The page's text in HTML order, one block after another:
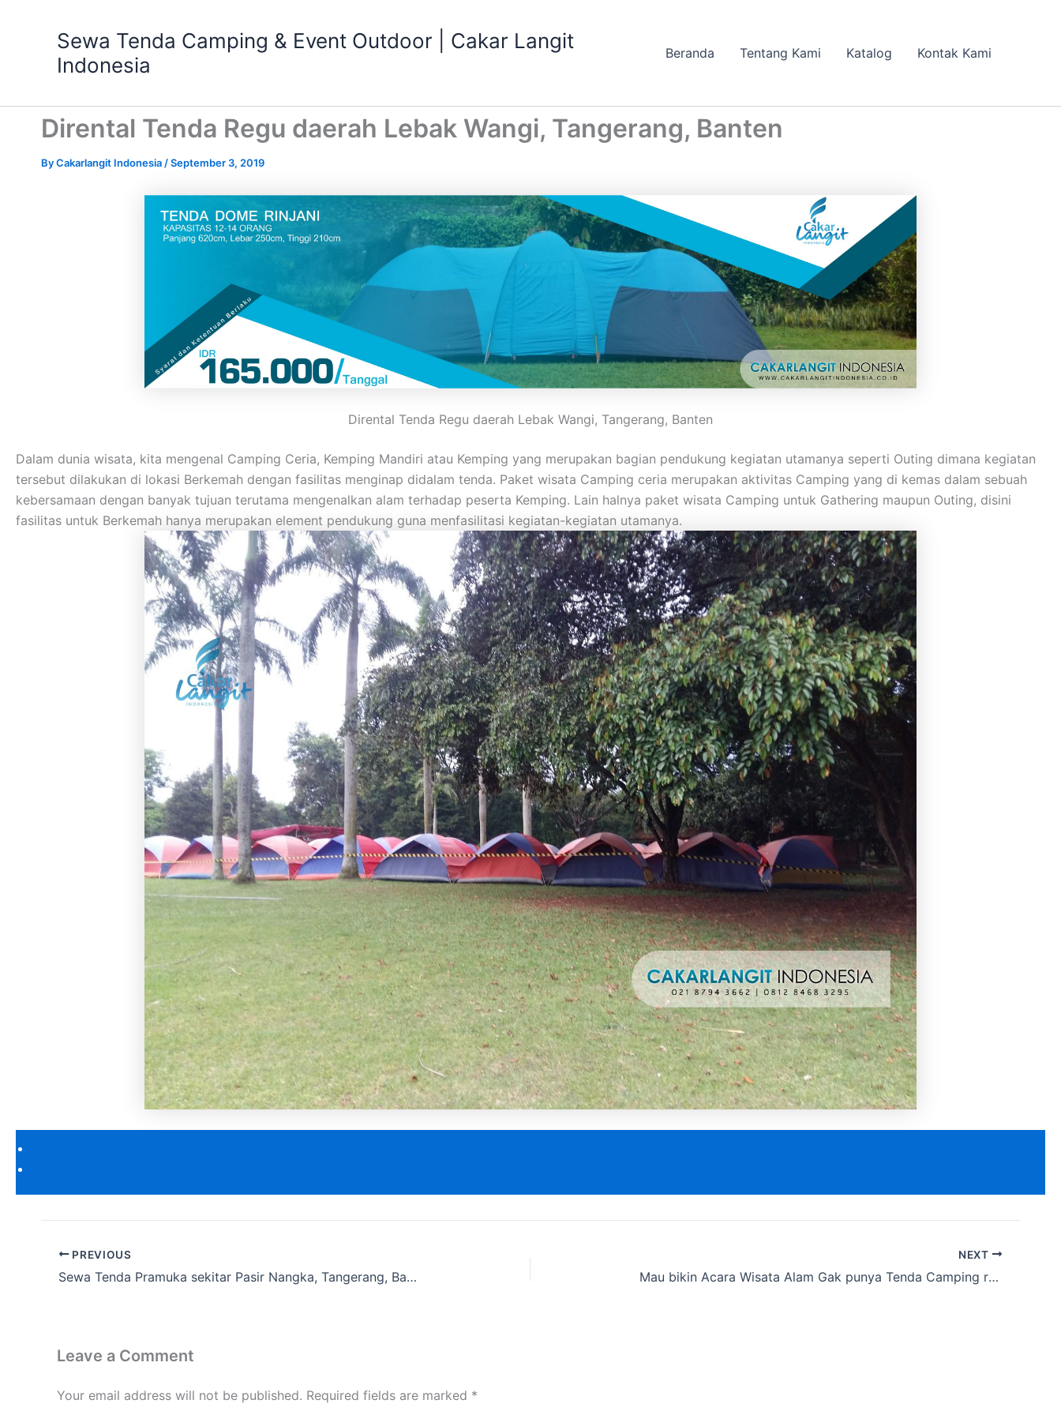
Sewa Tenda Camping & Event Outdoor | Cakar Langit
Indonesia
Beranda Tentang Kami Katalog Kontak Kami
Dirental Tenda Regu daerah Lebak Wangi, Tangerang, Banten
ByCakarlangit Indonesia /September 3, 2019
Dirental Tenda Regu daerah Lebak Wangi, Tangerang, Banten
Dalam dunia wisata, kita mengenal Camping Ceria, Kemping Mandiri atau Kemping yang merupakan bagian pendukung kegiatan utamanya seperti Outing dimana kegiatan
tersebut dilakukan di lokasi Berkemah dengan fasilitas menginap didalam tenda. Paket wisata Camping ceria merupakan aktivitas Camping yang di kemas dalam sebuah
kebersamaan dengan banyak tujuan terutama mengenalkan alam terhadap peserta Kemping. Lain halnya paket wisata Camping untuk Gathering maupun Outing, disini
fasilitas untuk Berkemah hanya merupakan element pendukung guna menfasilitasi kegiatan-kegiatan utamanya.
PREVIOUS
Sewa Tenda Pramuka sekitar Pasir Nangka, Tangerang, Banten
NEXT
Mau bikin Acara Wisata Alam Gak punya Tenda Camping rental ke Cakarlangit Ajah wilayah Dalung, Kota Serang, Banten
Leave a Comment
Your email address will not be published. Required fields are marked *